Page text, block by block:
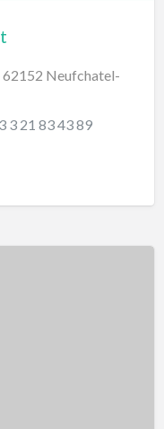
62152 Neufchatel-
3 21 83 43 89